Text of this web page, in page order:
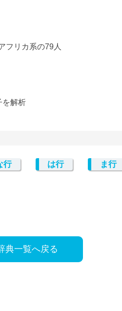
フリカ系の79人
を解析
行 は行 ま行
典一覧へ戻る